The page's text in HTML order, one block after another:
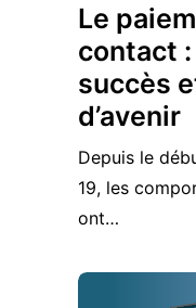
Le
contact
succès
d’avenir
Depuis le
19, les
ont…